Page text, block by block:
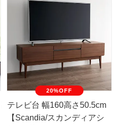
20%OFF
テレビ台 幅160高さ50.5cm
【Scandia/スカンディアシ